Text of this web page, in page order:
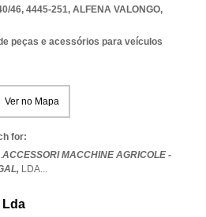
46, 4445-251, ALFENA VALONGO,
peças e acessórios para veículos
Ver no Mapa
for:
ACCESSORI MACCHINE AGRICOLE -
LDA...
Lda